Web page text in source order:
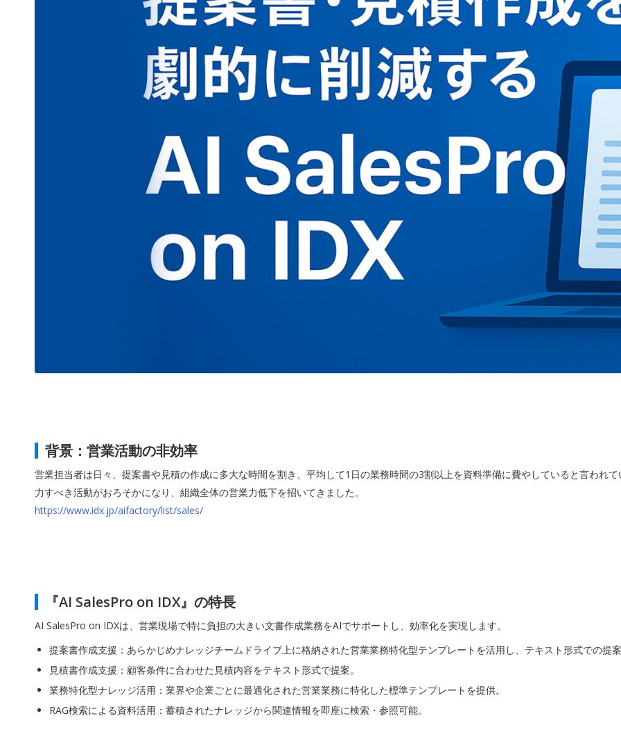
背景：営業活動の非効率
営業担当者は日々、提案書や見積の作成に多大な時間を割き、平均して1日の業務時間の3割以上を資料準備に費やしていると言われ
力すべき活動がおろそかになり、組織全体の営業力低下を招いてきました。
https://www.idx.jp/aifactory/list/sales/
『AI SalesPro on IDX』の特長
AI SalesPro on IDXは、営業現場で特に負担の大きい文書作成業務をAIでサポートし、効率化を実現します。
提案書作成支援：あらかじめナレッジチームドライブ上に格納された営業業務特化型テンプレートを活用し、テキスト形式での提
見積書作成支援：顧客条件に合わせた見積内容をテキスト形式で提案。
業務特化型ナレッジ活用：業界や企業ごとに最適化された営業業務に特化した標準テンプレートを提供。
RAG検索による資料活用：蓄積されたナレッジから関連情報を即座に検索・参照可能。